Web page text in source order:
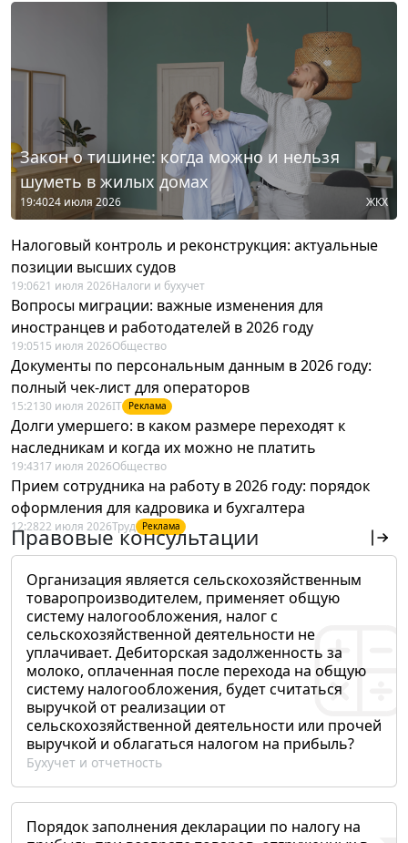
Закон о тишине: когда можно и нельзя
шуметь в жилых домах
19:4024 июля 2026 ЖКХ
Налоговый контроль и реконструкция: актуальные
позиции высших судов
19:0621 июля 2026Налоги и бухучет
Вопросы миграции: важные изменения для
иностранцев и работодателей в 2026 году
19:0515 июля 2026Общество
Документы по персональным данным в 2026 году:
полный чек-лист для операторов
15:21 30 июля 2026IT Реклама
Долги умершего: в каком размере переходят к
наследникам и когда их можно не платить
19:4317 июля 2026Общество
Прием сотрудника на работу в 2026 году: порядок
оформления для кадровика и бухгалтера
12:2822 июля 2026Труд Реклама
Правовые консультации
Организация является сельскохозяйственным
товаропроизводителем, применяет общую
систему налогообложения, налог с
сельскохозяйственной деятельности не
уплачивает. Дебиторская задолженность за
молоко, оплаченная после перехода на общую
систему налогообложения, будет считаться
выручкой от реализации от
сельскохозяйственной деятельности или прочей
выручкой и облагаться налогом на прибыль?
Бухучет и отчетность
Порядок заполнения декларации по налогу на